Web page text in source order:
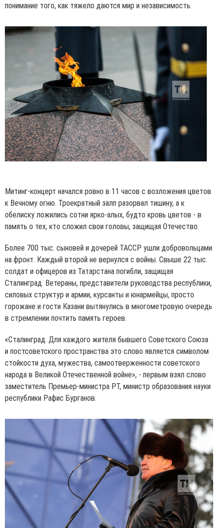
понимание того, как тяжело даются мир и независимость.
Митинг-концерт начался ровно в 11 часов с возложения цветов
к Вечному огню. Троекратный залп разорвал тишину, а к
обелиску ложились сотни ярко-алых, будто кровь цветов - в
память о тех, кто сложил свои головы, защищая Отечество.
Более 700 тыс. сыновей и дочерей ТАССР ушли добровольцами
на фронт. Каждый второй не вернулся с войны. Свыше 22 тыс.
солдат и офицеров из Татарстана погибли, защищая
Сталинград. Ветераны, представители руководства республики,
силовых структур и армии, курсанты и юнармейцы, просто
горожане и гости Казани вытянулись в многометровую очередь
в стремлении почтить память героев.
«Сталинград. Для каждого жителя бывшего Советского Союза
и постсоветского пространства это слово является символом
стойкости духа, мужества, самоотверженности советского
народа в Великой Отечественной войне», - первым взял слово
заместитель Премьер-министра РТ, министр образования науки
республики Рафис Бурганов.